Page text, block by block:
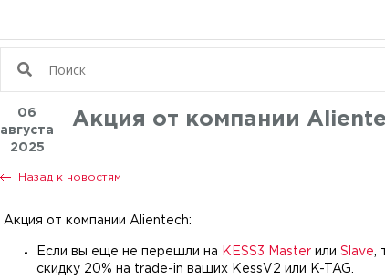
06
августа
2025
Акция от компании
Назад к новостям
Акция от компании Alientech:
Если вы еще не перешли на KESS3 Master или Slave ,
скидку 20% на trade-in ваших KessV2 или K-TAG.